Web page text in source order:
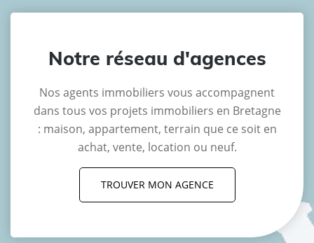
Notre réseau d'agences
Nos agents immobiliers vous accompagnent
dans tous vos projets immobiliers en Bretagne
: maison, appartement, terrain que ce soit en
achat, vente, location ou neuf.
TROUVER MON AGENCE